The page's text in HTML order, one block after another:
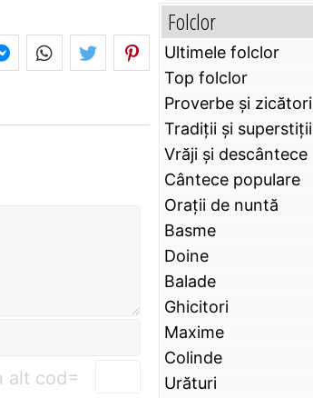
=
Folclor
Ultimele folclor
Top folclor
Proverbe și zicători
Tradiții și superstiții
Vrăji și descântece
Cântece populare
Orații de nuntă
Basme
Doine
Balade
Ghicitori
Maxime
Colinde
Urături